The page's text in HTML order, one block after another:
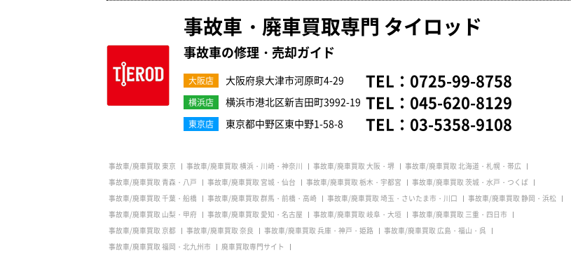
事故車・廃車買取専門 タイロッド
事故車の修理・売却ガイド
大阪店 大阪府泉大津市河原町4-29 TEL： 0725-99-8758
横浜店 横浜市港北区新吉田町3992-19 TEL： 045-620-8129
東京店 東京都中野区東中野1-58-8 TEL： 03-5358-9108
事故車/廃車買取 東京 事故車/廃車買取 横浜・川崎・神奈川 事故車/廃車買取 大阪・堺
事故車/廃車買取 北海道・札幌・帯広
事故車/廃車買取 青森・八戸
事故車/廃車買取 宮城・仙台 事故車/廃車買取 栃木・宇都宮
事故車/廃車買取 茨城・水戸・つくば
事故車/廃車買取 千葉・船橋
事故車/廃車買取 群馬・前橋・高崎 事故車/廃車買取 埼玉・さいたま市・川口
事故車/廃車買取 静岡・浜松
事故車/廃車買取 山梨・甲府
事故車/廃車買取 愛知・名古屋 事故車/廃車買取 岐阜・大垣
事故車/廃車買取 三重・四日市
事故車/廃車買取 京都
事故車/廃車買取 奈良 事故車/廃車買取 兵庫・神戸・姫路
事故車/廃車買取 広島・福山・呉
事故車/廃車買取 福岡・北九州市
廃車買取専門サイト